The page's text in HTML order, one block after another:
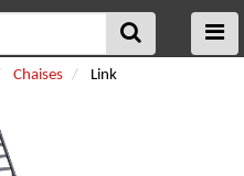
Chaises Link